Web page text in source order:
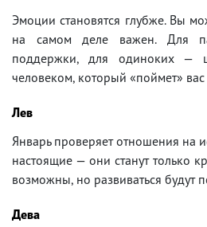
Эмоции становятся глубже. Вы
на самом деле важен. Для
поддержки, для одиноких —
человеком, который «поймет» вас
Лев
Январь проверяет отношения на
настоящие — они станут только
возможны, но развиваться будут
Дева